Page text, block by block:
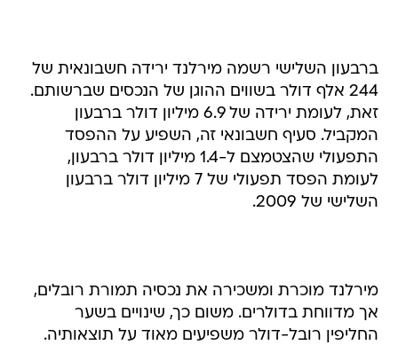
ברבעון השלישי רשמה מירלנד ירידה חשבונאית של
244 אלף דולר בשווים ההוגן של הנכסים שברשותם.
זאת, לעומת ירידה של 6.9 מיליון דולר ברבעון
המקביל. סעיף חשבונאי זה, השפיע על ההפסד
התפעולי שהצטמצם ל-1.4 מיליון דולר ברבעון,
לעומת הפסד תפעולי של 7 מיליון דולר ברבעון
השלישי של 2009.
מירלנד מוכרת ומשכירה את נכסיה תמורת רובלים,
אך מדווחת בדולרים. משום כך, שינויים בשער
החליפין רובל-דולר משפיעים מאוד על תוצאותיה.